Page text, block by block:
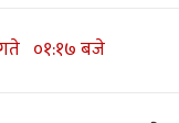
गते ०१:१७ बजे